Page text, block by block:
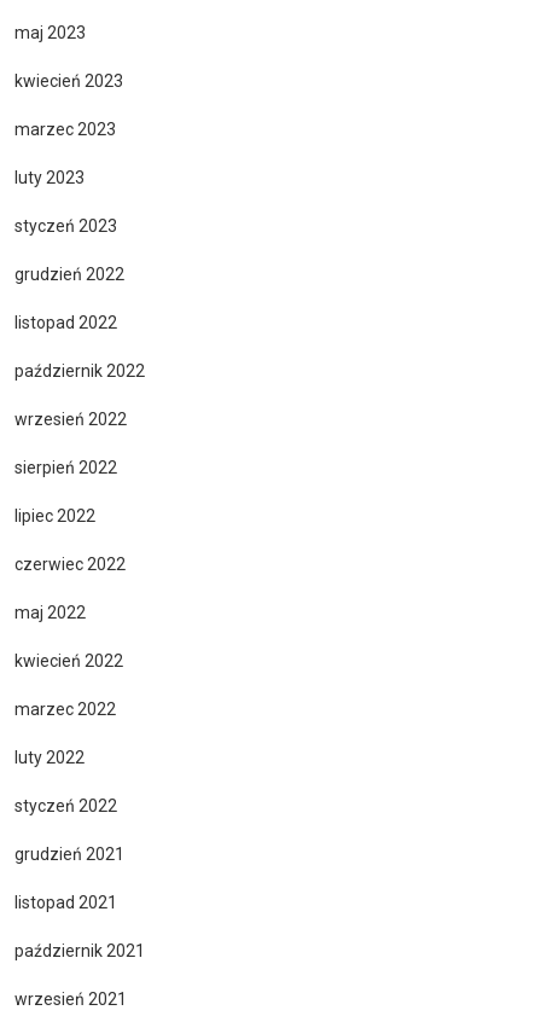
maj 2023
kwiecień 2023
marzec 2023
luty 2023
styczeń 2023
grudzień 2022
listopad 2022
październik 2022
wrzesień 2022
sierpień 2022
lipiec 2022
czerwiec 2022
maj 2022
kwiecień 2022
marzec 2022
luty 2022
styczeń 2022
grudzień 2021
listopad 2021
październik 2021
wrzesień 2021